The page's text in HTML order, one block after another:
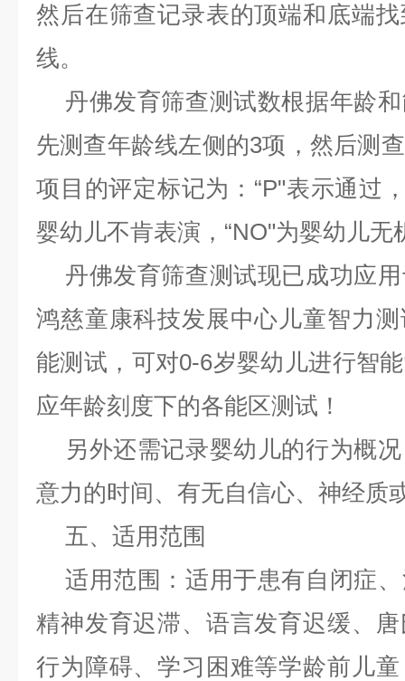
然后在筛查记录表的顶端和底端
线。
丹佛发育筛查测试数根据年龄
先测查年龄线左侧的3项，然后测
项目的评定标记为： “P"表示通过
婴幼儿不肯表演， “NO"为婴幼儿无
丹佛发育筛查测试现已成功应
鸿慈童康科技发展中心儿童智力
能测试，可对0-6岁婴幼儿进行智
应年龄刻度下的各能区测试！
另外还需记录婴幼儿的行为概
意力的时间、有无自信心、神经质
五、适用范围
适用范围：适用于患有自闭症
精神发育迟滞、语言发育迟缓、
行为障碍、学习困难等学龄前儿